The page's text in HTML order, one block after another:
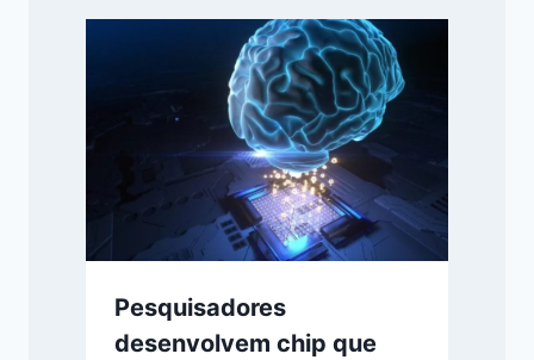
Pesquisadores
desenvolvem chip que